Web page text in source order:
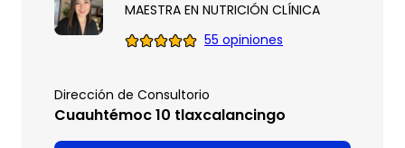
MAESTRA EN NUTRICIÓN CLÍNICA
55 opiniones
Dirección de Consultorio
Cuauhtémoc 10 tlaxcalancingo